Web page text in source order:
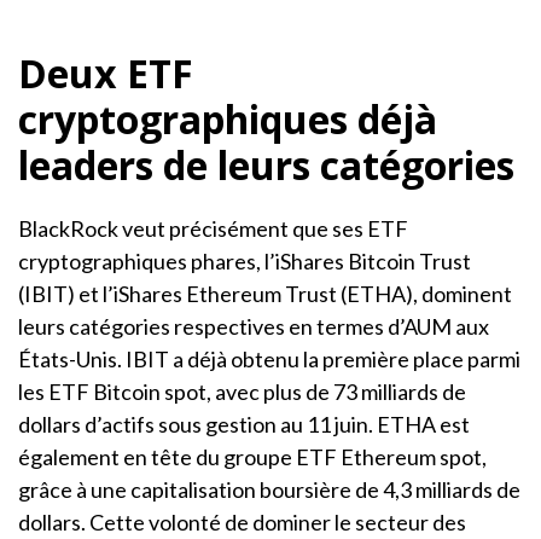
Deux ETF
cryptographiques déjà
leaders de leurs catégories
BlackRock veut précisément que ses ETF
cryptographiques phares, l’iShares Bitcoin Trust
(IBIT) et l’iShares Ethereum Trust (ETHA), dominent
leurs catégories respectives en termes d’AUM aux
États-Unis. IBIT a déjà obtenu la première place parmi
les ETF Bitcoin spot, avec plus de 73 milliards de
dollars d’actifs sous gestion au 11 juin. ETHA est
également en tête du groupe ETF Ethereum spot,
grâce à une capitalisation boursière de 4,3 milliards de
dollars. Cette volonté de dominer le secteur des